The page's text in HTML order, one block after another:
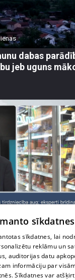
dabas
jeb uguns
bet vai
kopējo čeku?
sīkdatnes
sīkdatnes, lai
reklāmu un
auditorijas datu
informāciju par
Sīkdatnes var